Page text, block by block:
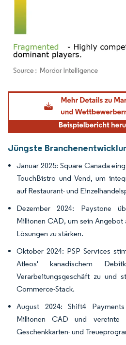
Bild © Mordor Intelligence.
Jüngste
Januar 2025: Square Canada
TouchBistro und Vend, um
auf Restaurant- und
Dezember 2024: Paystone
Millionen CAD, um sein Angebot
Lösungen zu stärken.
Oktober 2024: PSP Services
Atleos' kanadischem
Verarbeitungsgeschäft zu und
Commerce-Stack.
August 2024: Shift4
Millionen CAD und vereinte
Geschenkkarten- und